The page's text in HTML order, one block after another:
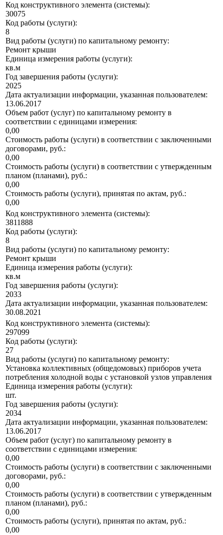
Код конструктивного элемента (системы):
30075
Код работы (услуги):
8
Вид работы (услуги) по капитальному ремонту:
Ремонт крыши
Единица измерения работы (услуги):
кв.м
Год завершения работы (услуги):
2025
Дата актуализации информации, указанная пользователем:
13.06.2017
Объем работ (услуг) по капитальному ремонту в
соответствии с единицами измерения:
0,00
Стоимость работы (услуги) в соответствии с заключенными
договорами, руб.:
0,00
Стоимость работы (услуги) в соответствии с утвержденным
планом (планами), руб.:
0,00
Стоимость работы (услуги), принятая по актам, руб.:
0,00
Код конструктивного элемента (системы):
3811888
Код работы (услуги):
8
Вид работы (услуги) по капитальному ремонту:
Ремонт крыши
Единица измерения работы (услуги):
кв.м
Год завершения работы (услуги):
2033
Дата актуализации информации, указанная пользователем:
30.08.2021
Код конструктивного элемента (системы):
297099
Код работы (услуги):
27
Вид работы (услуги) по капитальному ремонту:
Установка коллективных (общедомовых) приборов учета
потребления холодной воды с установкой узлов управления
Единица измерения работы (услуги):
шт.
Год завершения работы (услуги):
2034
Дата актуализации информации, указанная пользователем:
13.06.2017
Объем работ (услуг) по капитальному ремонту в
соответствии с единицами измерения:
0,00
Стоимость работы (услуги) в соответствии с заключенными
договорами, руб.:
0,00
Стоимость работы (услуги) в соответствии с утвержденным
планом (планами), руб.:
0,00
Стоимость работы (услуги), принятая по актам, руб.:
0,00